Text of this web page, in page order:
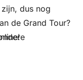
dus nog
1,5 uur.
de Grand Tour?